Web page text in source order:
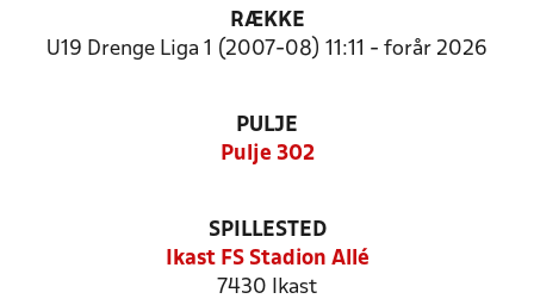
RÆKKE
U19 Drenge Liga 1 (2007-08) 11:11 - forår 2026
PULJE
Pulje 302
SPILLESTED
Ikast FS Stadion Allé
7430 Ikast